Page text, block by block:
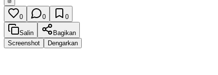
0 0 0
Salin
Bagikan
Screenshot
Dengarkan